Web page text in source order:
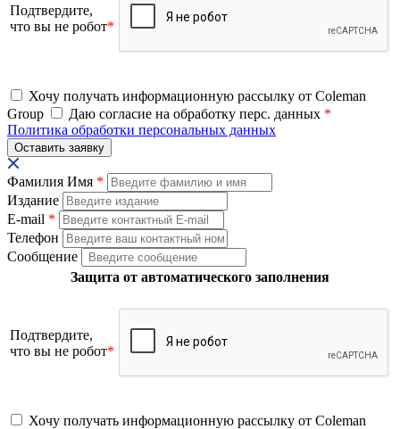
Подтвердите,
что вы не робот*
Хочу получать информационную рассылку от Coleman
Group
Даю согласие на обработку перс. данных *
Политика обработки персональных данных
Фамилия Имя *
Издание
E-mail *
Телефон
Сообщение
Защита от автоматического заполнения
Подтвердите,
что вы не робот*
Хочу получать информационную рассылку от Coleman